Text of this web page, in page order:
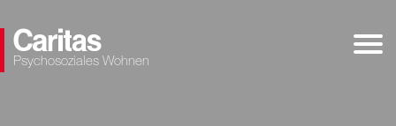
Psychosoziales Wohnen